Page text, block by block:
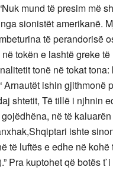
mund të presim më
sionistët amerikanë.
të perandorisë
tokën e lashtë greke
tonë në tokat
Arnautët ishin
shtetit, Të tillë i njhnin
në të
ishte
të luftës e edhe në
Pra kuptohet që botës